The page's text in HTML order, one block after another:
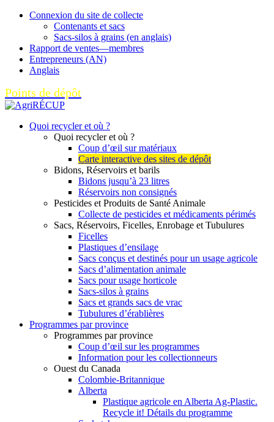
Connexion du site de collecte
Contenants et sacs
Sacs-silos à grains (en anglais)
Rapport de ventes—membres
Entrepreneurs (AN)
Anglais
Points de dépôt
Quoi recycler et où ?
Quoi recycler et où ?
Coup d’œil sur matériaux
Carte interactive des sites de dépôt
Bidons, Réservoirs et barils
Bidons jusqu’à 23 litres
Réservoirs non consignés
Pesticides et Produits de Santé Animale
Collecte de pesticides et médicaments périmés
Sacs, Réservoirs, Ficelles, Enrobage et Tubulures
Ficelles
Plastiques d’ensilage
Sacs conçus et destinés pour un usage agricole
Sacs d’alimentation animale
Sacs pour usage horticole
Sacs-silos à grains
Sacs et grands sacs de vrac
Tubulures d’érablières
Programmes par province
Programmes par province
Coup d’œil sur les programmes
Information pour les collectionneurs
Ouest du Canada
Colombie-Britannique
Alberta
Plastique agricole en Alberta Ag-Plastic.
Recycle it! Détails du programme